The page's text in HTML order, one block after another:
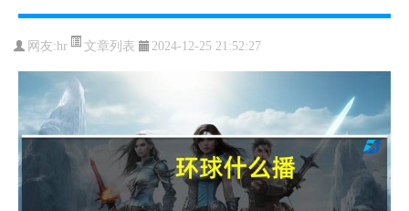
网友:hr 文章列表 2024-12-25 21:52:27